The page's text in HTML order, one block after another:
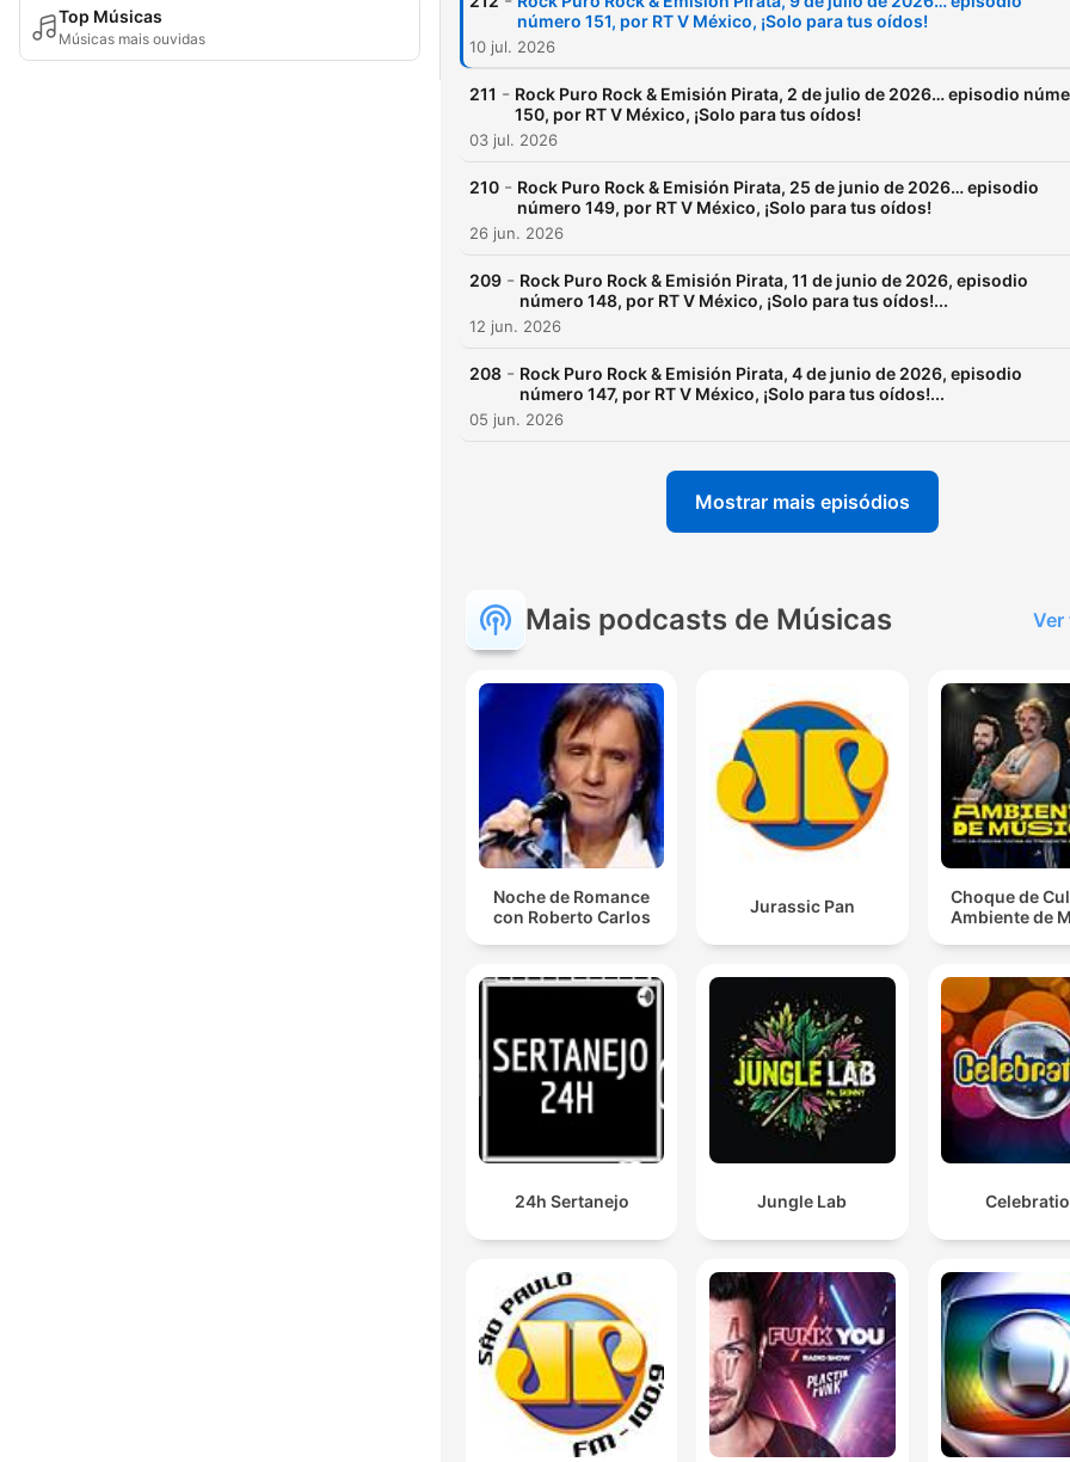
Top Músicas
Músicas mais ouvidas
número 151, por RT V México, ¡Solo para tus oídos!
10 jul. 2026
211 - Rock Puro Rock & Emisión Pirata, 2 de julio de 2026… episodio
150, por RT V México, ¡Solo para tus oídos!
03 jul. 2026
210 - Rock Puro Rock & Emisión Pirata, 25 de junio de 2026… episodio
número 149, por RT V México, ¡Solo para tus oídos!
26 jun. 2026
209 - Rock Puro Rock & Emisión Pirata, 11 de junio de 2026, episodio
número 148, por RT V México, ¡Solo para tus oídos!...
12 jun. 2026
208 - Rock Puro Rock & Emisión Pirata, 4 de junio de 2026, episodio
número 147, por RT V México, ¡Solo para tus oídos!...
05 jun. 2026
Mostrar mais episódios
Mais podcasts de Músicas Ver
Noche de Romance
con Roberto Carlos
Jurassic Pan
Choque de
Ambiente de
24h Sertanejo Jungle Lab